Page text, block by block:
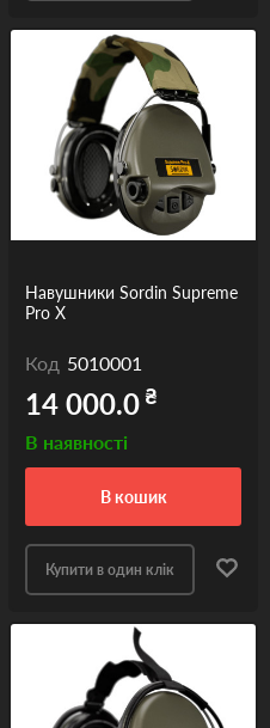
Навушники Sordin Supreme
Pro X
Код 5010001
14 000.0₴
В наявності
в кошик
Купити в один клік